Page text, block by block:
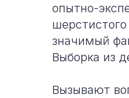
опытно-
значимый
Выборка из
Вызывают